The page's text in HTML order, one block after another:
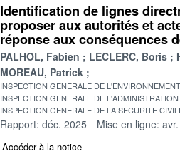
Identification de lignes
proposer aux autorités et
réponse aux conséquences
PALHOL, Fabien LECLERC, Boris
MOREAU, Patrick
INSPECTION GENERALE DE
INSPECTION GENERALE DE
INSPECTION GENERALE DE LA SECURITE
Rapport: déc. 2025 Mise en ligne:
Accéder à la notice